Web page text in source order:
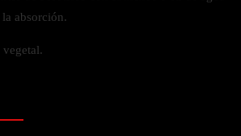
absorción.
vegetal.